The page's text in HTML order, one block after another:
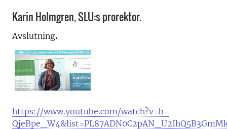
Karin Holmgren, SLU:s prorektor.
Avslutning.
https://www.youtube.com/watch?v=b-